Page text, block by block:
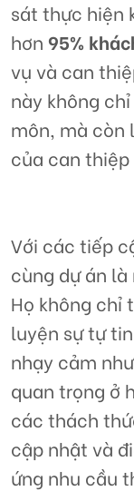
sát thực hiện
hơn 95%
vụ và can
này không
môn, mà còn
của can
Với các tiếp
cùng dự án
Họ không chỉ
luyện sự tự
nhạy cảm
quan trọng ở
các thách
cập nhật và
ứng nhu cầu